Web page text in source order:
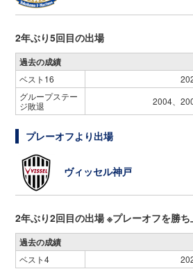
2年ぶり5回目の出場
過去の成績
ベスト16
グループステー
ジ敗退
2004、
プレーオフより出場
ヴィッセル神戸
2年ぶり2回目の出場 ※プレーオフを勝
過去の成績
ベスト4